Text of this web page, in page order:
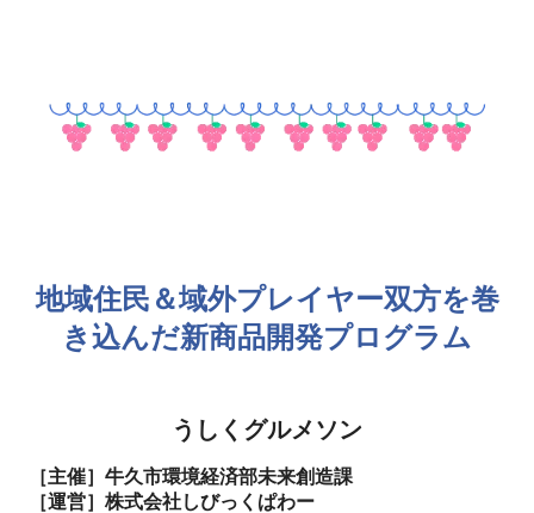
地域住民＆域外プレイヤー双方を巻
き込んだ新商品開発プログラム
うしくグルメソン
［主催］牛久市環境経済部未来創造課
［運営］株式会社しびっくぱわー